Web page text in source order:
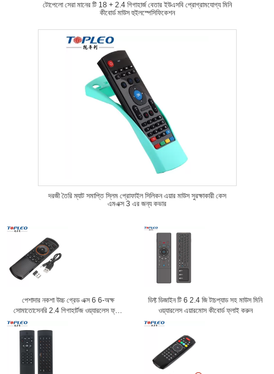
টোপেলো সেরা মানের টি 18 + 2.4 গিগাহার্জ বেতার ইউএসবি প্রোগ্রামযোগ্য মিনি
কীবোর্ড মাউস হুইলস্পেসিফিকেশন
দরজী তৈরি ম্যাট সমাপ্তি স্লিম প্রোফাইল সিলিকন এয়ার মাউস সুরক্ষাকারী কেস
এমএক্স 3 এর জন্য কভার
পেশাদার নকশা উচ্চ গ্রেড এক্স 6 6-অক্ষ
সোমাতোসেনরি 2.4 গিগাহার্টজ ওয়্যারলেস ফ্লাই
ডিফ্ট ডিজাইন টি 6 2.4 জি টাচপ্যাড সহ মাউস মিনি
ওয়্যারলেস এয়ারমোস কীবোর্ড ফ্লাই করুন